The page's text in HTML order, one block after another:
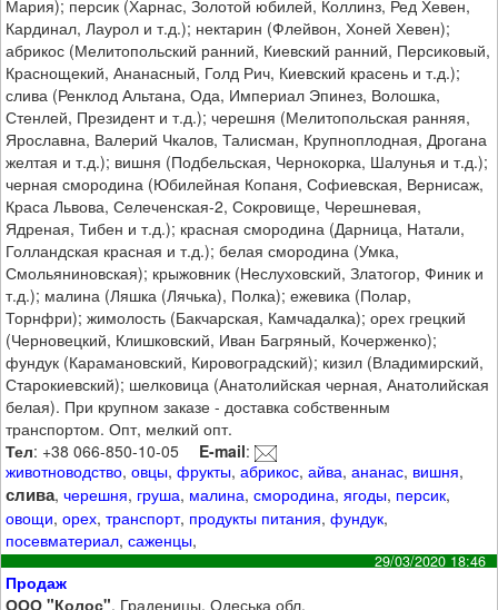
Мария); персик (Харнас, Золотой юбилей, Коллинз, Ред Хевен,
Кардинал, Лаурол и т.д.); нектарин (Флейвон, Хоней Хевен);
абрикос (Мелитопольский ранний, Киевский ранний, Персиковый,
Краснощекий, Ананасный, Голд Рич, Киевский красень и т.д.);
слива (Ренклод Альтана, Ода, Империал Эпинез, Волошка,
Стенлей, Президент и т.д.); черешня (Мелитопольская ранняя,
Ярославна, Валерий Чкалов, Талисман, Крупноплодная, Дрогана
желтая и т.д.); вишня (Подбельская, Чернокорка, Шалунья и т.д.);
черная смородина (Юбилейная Копаня, Софиевская, Вернисаж,
Краса Львова, Селеченская-2, Сокровище, Черешневая,
Ядреная, Тибен и т.д.); красная смородина (Дарница, Натали,
Голландская красная и т.д.); белая смородина (Умка,
Смольяниновская); крыжовник (Неслуховский, Златогор, Финик и
т.д.); малина (Ляшка (Лячька), Полка); ежевика (Полар,
Торнфри); жимолость (Бакчарская, Камчадалка); орех грецкий
(Черновецкий, Клишковский, Иван Багряный, Кочерженко);
фундук (Карамановский, Кировоградский); кизил (Владимирский,
Старокиевский); шелковица (Анатолийская черная, Анатолийская
белая). При крупном заказе - доставка собственным
транспортом. Опт, мелкий опт.
Тел: +38 066-850-10-05 E-mail:
животноводство,овцы,фрукты,абрикос,айва,ананас, вишня,
слива,черешня, груша, малина,смородина,ягоды, персик,
овощи,орех,транспорт, продукты питания,фундук,
посевматериал,саженцы,
29/03/2020 18:46
Продаж
ООО "Колос", Граденицы, Одеська обл.